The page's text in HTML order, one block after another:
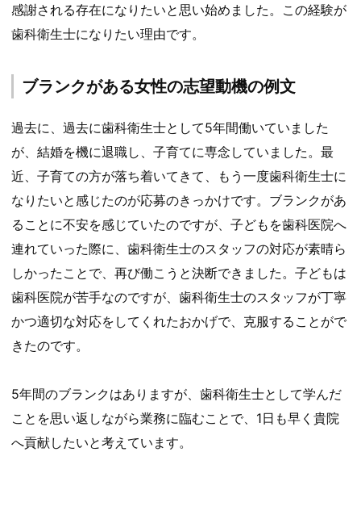
感謝される存在になりたいと思い始めました。この経験が
歯科衛生士になりたい理由です。
ブランクがある女性の志望動機の例文
過去に、過去に歯科衛生士として5年間働いていました
が、結婚を機に退職し、子育てに専念していました。最
近、子育ての方が落ち着いてきて、もう一度歯科衛生士に
なりたいと感じたのが応募のきっかけです。ブランクがあ
ることに不安を感じていたのですが、子どもを歯科医院へ
連れていった際に、歯科衛生士のスタッフの対応が素晴ら
しかったことで、再び働こうと決断できました。子どもは
歯科医院が苦手なのですが、歯科衛生士のスタッフが丁寧
かつ適切な対応をしてくれたおかげで、克服することがで
きたのです。
5年間のブランクはありますが、歯科衛生士として学んだ
ことを思い返しながら業務に臨むことで、1日も早く貴院
へ貢献したいと考えています。